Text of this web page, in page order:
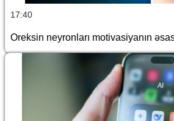
17:40
Oreksin neyronları motivasiyanın əsas